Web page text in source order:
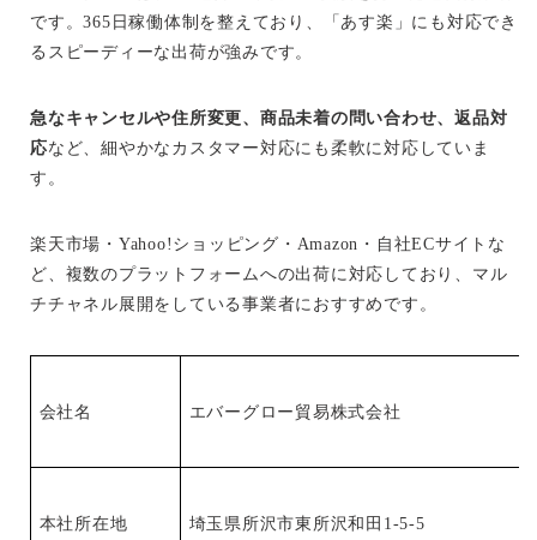
です。365日稼働体制を整えており、「あす楽」にも対応でき
るスピーディーな出荷が強みです。
急なキャンセルや住所変更、商品未着の問い合わせ、返品対
応など、細やかなカスタマー対応にも柔軟に対応していま
す。
楽天市場・Yahoo!ショッピング・Amazon・自社ECサイトな
ど、複数のプラットフォームへの出荷に対応しており、マル
チチャネル展開をしている事業者におすすめです。
会社名 エバーグロー貿易株式会社
本社所在地 埼玉県所沢市東所沢和田1-5-5